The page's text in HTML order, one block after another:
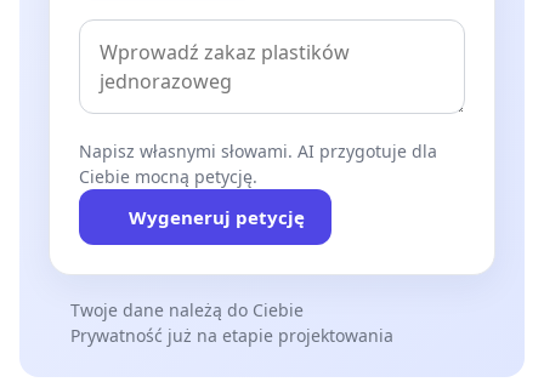
Napisz własnymi słowami. AI przygotuje dla
Ciebie mocną petycję.
Wygeneruj petycję
Twoje dane należą do Ciebie
Prywatność już na etapie projektowania